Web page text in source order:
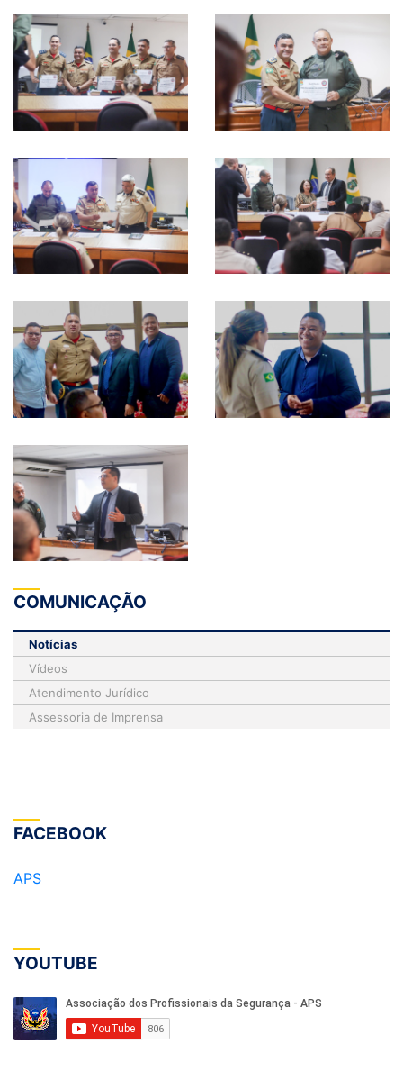
COMUNICAÇÃO
Notícias
Vídeos
Atendimento Jurídico
Assessoria de Imprensa
FACEBOOK
APS
YOUTUBE